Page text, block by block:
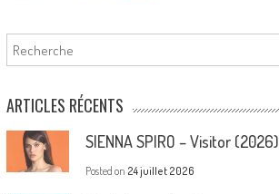
Rechercher
ARTICLES RÉCENTS
SIENNA SPIRO – Visitor (2026)
Posted on 24 juillet 2026